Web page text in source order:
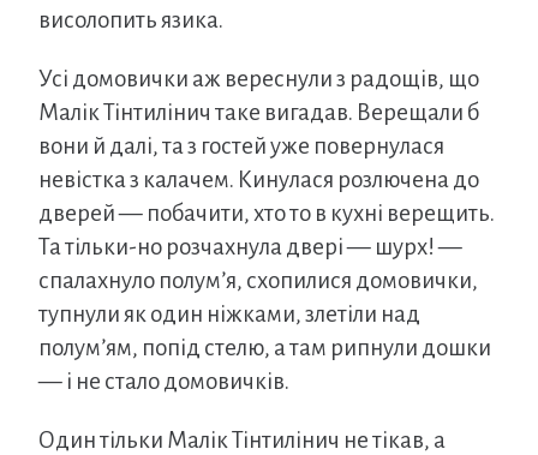
висолопить язика.
Усі домовички аж вереснули з радощів, що
Малік Тінтилінич таке вигадав. Верещали б
вони й далі, та з гостей уже повернулася
невістка з калачем. Кинулася розлючена до
дверей — побачити, хто то в кухні верещить.
Та тільки-но розчахнула двері — шурх! —
спалахнуло полум’я, схопилися домовички,
тупнули як один ніжками, злетіли над
полум’ям, попід стелю, а там рипнули дошки
— і не стало домовичків.
Один тільки Малік Тінтилінич не тікав, а